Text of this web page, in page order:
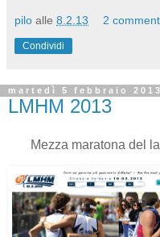
pilo alle 8.2.13 2
Condividi
martedì 5 febbraio 2013
LMHM 2013
Mezza maratona del